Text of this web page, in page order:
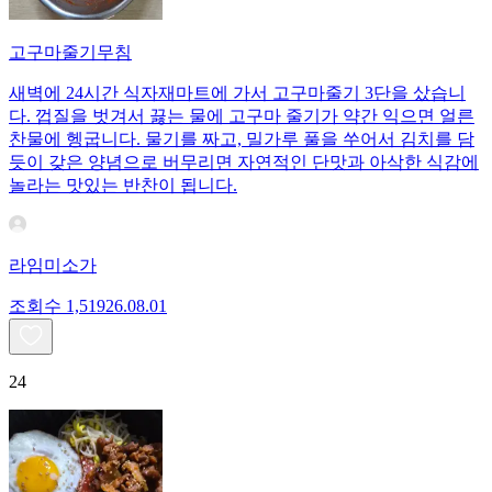
고구마줄기무침
새벽에 24시간 식자재마트에 가서 고구마줄기 3단을 샀습니
다. 껍질을 벗겨서 끓는 물에 고구마 줄기가 약간 익으면 얼른
찬물에 헹굽니다. 물기를 짜고, 밀가루 풀을 쑤어서 김치를 담
듯이 갖은 양념으로 버무리면 자연적인 단맛과 아삭한 식감에
놀라는 맛있는 반찬이 됩니다.
라임미소가
조회수 1,51926.08.01
24